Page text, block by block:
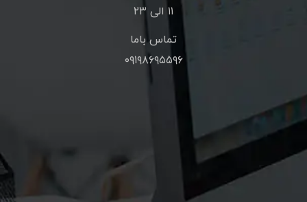
۱۱ الی ۲۳
تماس باما
۰۹۱۹۸۶۹۵۵۹۶